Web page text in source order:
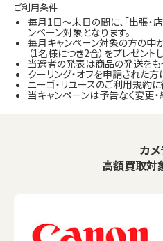
ご利用条件
毎月1日～末日の間に、「出張・
ンペーン対象となります。
毎月キャンペーン対象の方の中
（1名様につき2合）をプレゼント
当選者の発表は商品の発送をも
クーリング・オフを申請された方
ニーゴ・リユースのご利用規約に
当キャンペーンは予告なく変更
カメ
高額買取対